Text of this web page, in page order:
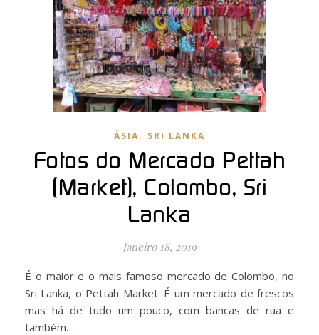
ÁSIA, SRI LANKA
Fotos do Mercado Pettah
(Market), Colombo, Sri
Lanka
Janeiro 18, 2019
É o maior e o mais famoso mercado de Colombo, no
Sri Lanka, o Pettah Market. É um mercado de frescos
mas há de tudo um pouco, com bancas de rua e
também…